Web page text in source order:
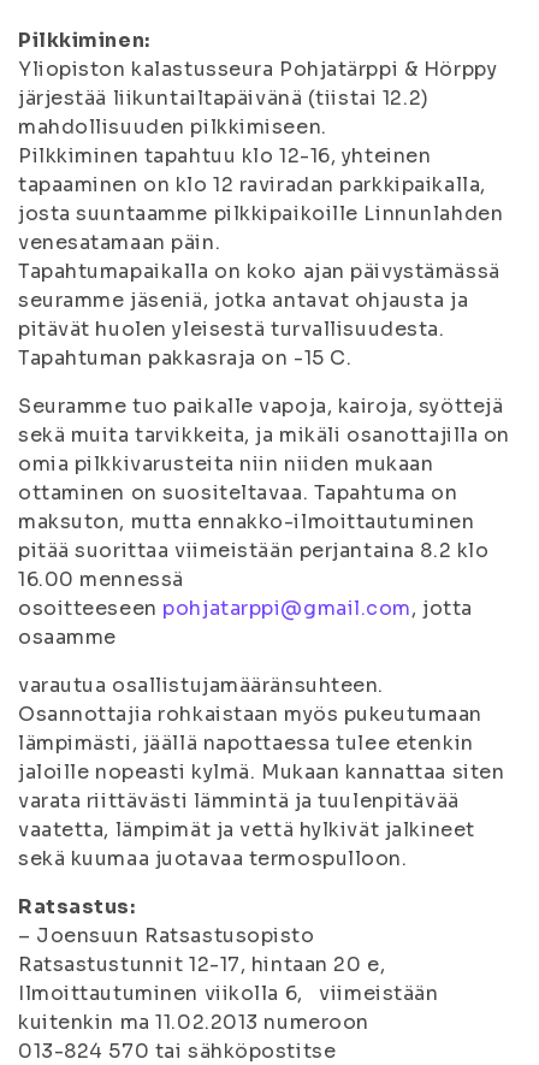
Pilkkiminen:
Yliopiston kalastusseura Pohjatärppi & Hörppy
järjestää liikuntailtapäivänä (tiistai 12.2)
mahdollisuuden pilkkimiseen.
Pilkkiminen tapahtuu klo 12-16, yhteinen
tapaaminen on klo 12 raviradan parkkipaikalla,
josta suuntaamme pilkkipaikoille Linnunlahden
venesatamaan päin.
Tapahtumapaikalla on koko ajan päivystämässä
seuramme jäseniä, jotka antavat ohjausta ja
pitävät huolen yleisestä turvallisuudesta.
Tapahtuman pakkasraja on -15 C.
Seuramme tuo paikalle vapoja, kairoja, syöttejä
sekä muita tarvikkeita, ja mikäli osanottajilla on
omia pilkkivarusteita niin niiden mukaan
ottaminen on suositeltavaa. Tapahtuma on
maksuton, mutta ennakko-ilmoittautuminen
pitää suorittaa viimeistään perjantaina 8.2 klo
16.00 mennessä
osoitteeseen pohjatarppi@gmail.com, jotta
osaamme
varautua osallistujamääränsuhteen.
Osannottajia rohkaistaan myös pukeutumaan
lämpimästi, jäällä napottaessa tulee etenkin
jaloille nopeasti kylmä. Mukaan kannattaa siten
varata riittävästi lämmintä ja tuulenpitävää
vaatetta, lämpimät ja vettä hylkivät jalkineet
sekä kuumaa juotavaa termospulloon.
Ratsastus:
– Joensuun Ratsastusopisto
Ratsastustunnit 12-17, hintaan 20 e,
Ilmoittautuminen viikolla 6, viimeistään
kuitenkin ma 11.02.2013 numeroon
013-824 570 tai sähköpostitse